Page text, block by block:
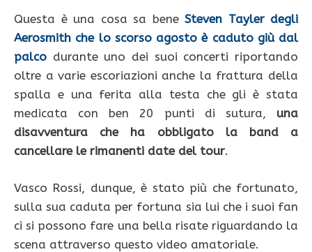
Questa è una cosa sa bene Steven Tayler degli
Aerosmith che lo scorso agosto è caduto giù dal
palco durante uno dei suoi concerti riportando
oltre a varie escoriazioni anche la frattura della
spalla e una ferita alla testa che gli è stata
medicata con ben 20 punti di sutura, una
disavventura che ha obbligato la band a
cancellare le rimanenti date del tour.
Vasco Rossi, dunque, è stato più che fortunato,
sulla sua caduta per fortuna sia lui che i suoi fan
ci si possono fare una bella risate riguardando la
scena attraverso questo video amatoriale.